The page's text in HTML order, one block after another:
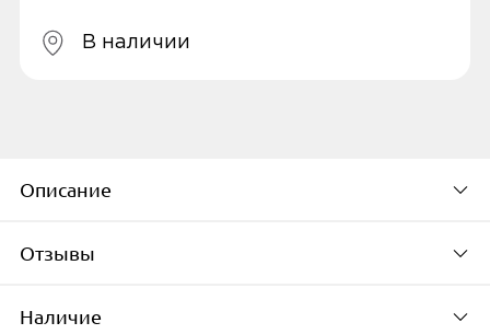
В наличии
Описание
Зарядное устройство
Отзывы
Наличие